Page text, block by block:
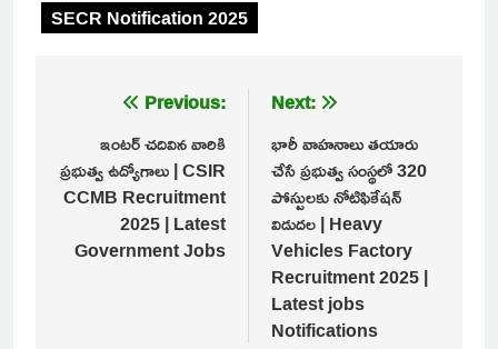
SECR Notification 2025
navigation
Previous:
ఇంటర్ చదివిన వారికి
ప్రభుత్వ ఉద్యోగాలు | CSIR
CCMB Recruitment
2025 | Latest
Government Jobs
Next:
భారీ వాహనాలు తయారు
చేసే ప్రభుత్వ సంస్థలో 320
పోస్టులకు నోటిఫికేషన్
విడుదల | Heavy
Vehicles Factory
Recruitment 2025 |
Latest jobs
Notifications